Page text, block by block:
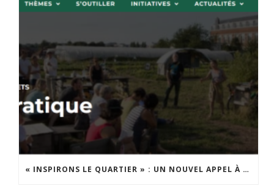
« INSPIRONS LE QUARTIER » : UN NOUVEL APPEL À PROJETS EST LANCÉ !